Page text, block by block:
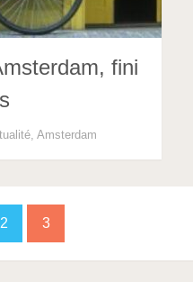
fini
, Amsterdam
2 3